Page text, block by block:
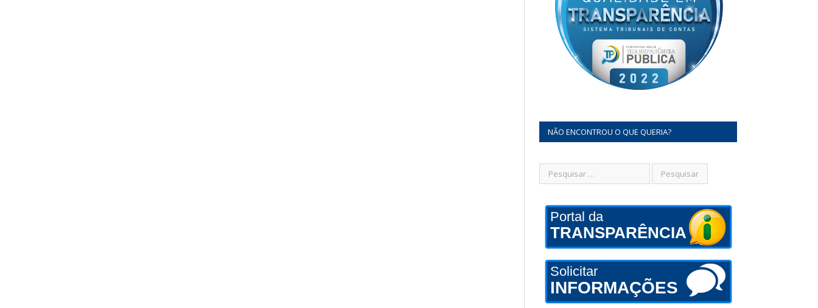
NÃO ENCONTROU O QUE QUERIA?
Portal da
TRANSPARÊNCIA
Solicitar
INFORMAÇÕES